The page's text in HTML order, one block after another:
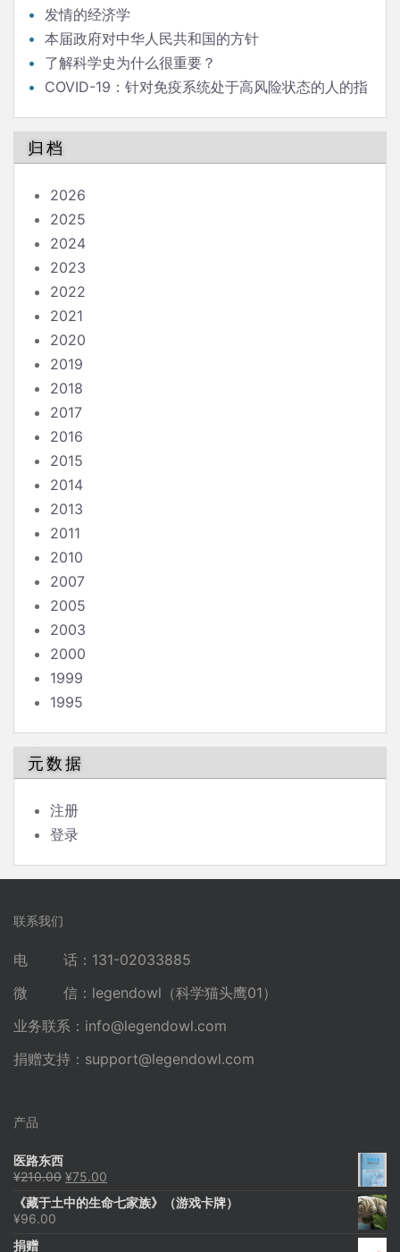
发情的经济学
本届政府对中华人民共和国的方针
了解科学史为什么很重要？
COVID-19：针对免疫系统处于高风险状态的人的指
归档
2026
2025
2024
2023
2022
2021
2020
2019
2018
2017
2016
2015
2014
2013
2011
2010
2007
2005
2003
2000
1999
1995
元数据
注册
登录
联系我们
电 话：131-02033885
微 信：legendowl（科学猫头鹰01）
业务联系： info@legendowl.com
捐赠支持： support@legendowl.com
产品
医路东西
¥210.00 原
为：
¥75.00
价
《藏于土中的生命七家族》（游戏卡牌）
¥96.00
捐赠